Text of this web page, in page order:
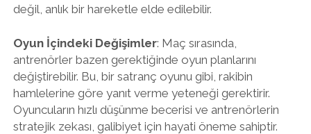
değil, anlık bir hareketle elde edilebilir.
Oyun İçindeki Değişimler: Maç sırasında,
antrenörler bazen gerektiğinde oyun planlarını
değiştirebilir. Bu, bir satranç oyunu gibi, rakibin
hamlelerine göre yanıt verme yeteneği gerektirir.
Oyuncuların hızlı düşünme becerisi ve antrenörlerin
stratejik zekası, galibiyet için hayati öneme sahiptir.